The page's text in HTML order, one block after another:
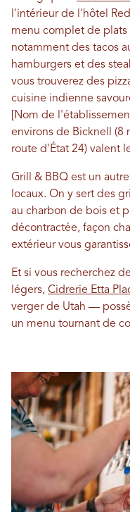
l'intérieur de l'hôtel
menu complet de plats
notamment des tacos
hamburgers et des
vous trouverez des
cuisine indienne
[Nom de
environs de Bicknell (8
route d'État 24) valent
Grill & BBQ est un
locaux. On y sert des
au charbon de bois et
décontractée, façon
extérieur vous
Et si vous recherchez
légers, Cidrerie Etta
verger de Utah —
un menu tournant de